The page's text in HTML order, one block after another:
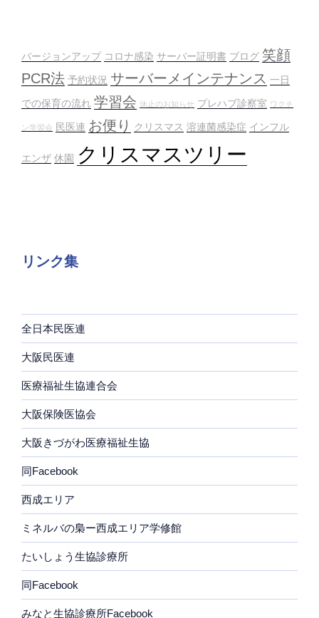
バージョンアップ コロナ感染 サーバー証明書 ブログ 笑顔
PCR法 予約状況 サーバーメインテナンス 一日
での保育の流れ 学習会 休止のお知らせ プレハブ診察室 ワクチ
ン学習会 民医連 お便り クリスマス 溶連菌感染症 インフル
エンザ 休園 クリスマスツリー
リンク集
全日本民医連
大阪民医連
医療福祉生協連合会
大阪保険医協会
大阪きづがわ医療福祉生協
同Facebook
西成エリア
ミネルバの梟ー西成エリア学修館
たいしょう生協診療所
同Facebook
みなと生協診療所Facebook